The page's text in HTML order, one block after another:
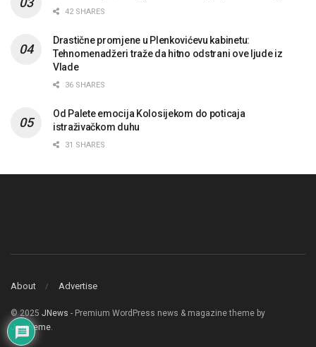
42 SHARES
Drastične promjene u Plenkovićevu kabinetu:
Tehnomenadžeri traže da hitno odstrani ove ljude iz
Vlade
36 SHARES
Od Palete emocija Kolosijekom do poticaja
istraživačkom duhu
31 SHARES
About Advertise
© 2025 JNews - Premium WordPress news & magazine theme by
Jegtheme.